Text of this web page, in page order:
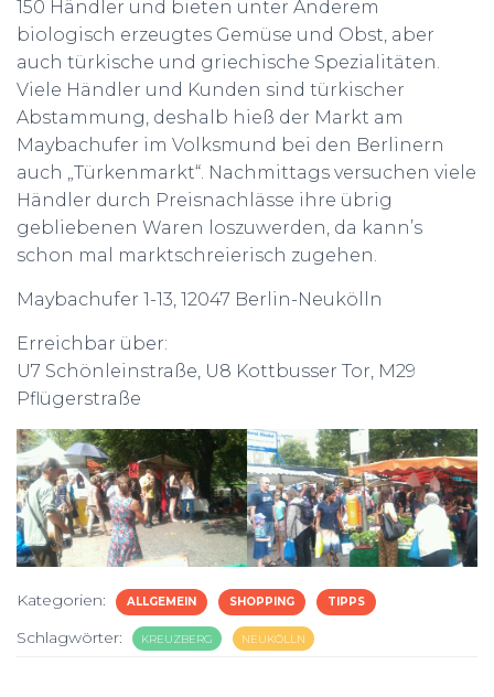
150 Händler und bieten unter Anderem
biologisch erzeugtes Gemüse und Obst, aber
auch türkische und griechische Spezialitäten.
Viele Händler und Kunden sind türkischer
Abstammung, deshalb hieß der Markt am
Maybachufer im Volksmund bei den Berlinern
auch „Türkenmarkt“. Nachmittags versuchen viele
Händler durch Preisnachlässe ihre übrig
gebliebenen Waren loszuwerden, da kann’s
schon mal marktschreierisch zugehen.
Maybachufer 1-13, 12047 Berlin-Neukölln
Erreichbar über:
U7 Schönleinstraße, U8 Kottbusser Tor, M29
Pflügerstraße
Kategorien: ALLGEMEIN SHOPPING TIPPS
Schlagwörter: KREUZBERG NEUKÖLLN